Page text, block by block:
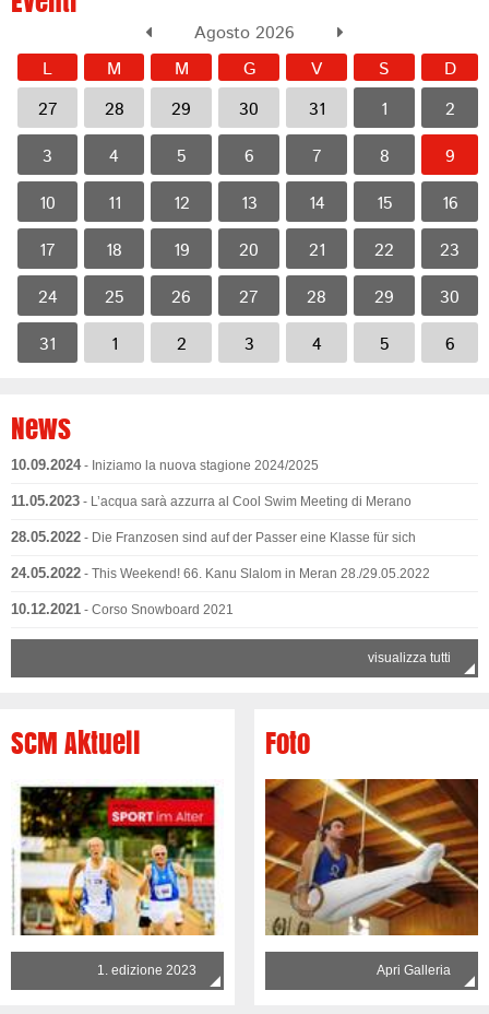
Agosto 2026
M M G V S D
27 28 29 30 31 1 2
3 4 5 6 7 8 9
10 11 12 13 14 15 16
17 18 19 20 21 22 23
24 25 26 27 28 29 30
31 1 2 3 4 5 6
News
10.09.2024- Iniziamo la nuova stagione 2024/2025
11.05.2023 - L’acqua sarà azzurra al Cool Swim Meeting di Merano
28.05.2022 - Die Franzosen sind auf der Passer eine Klasse für sich
24.05.2022 - This Weekend! 66. Kanu Slalom in Meran 28./29.05.2022
10.12.2021 - Corso Snowboard 2021
visualizza tutti
SCM Aktuell
1. edizione 2023
Foto
Apri Galleria